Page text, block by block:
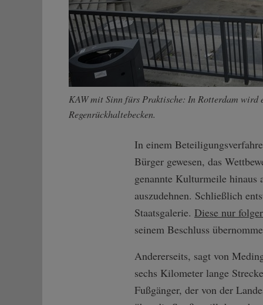
KAW mit Sinn fürs Praktische: In Rotterdam wird
Regenrückhaltebecken.
In einem
Bürger gewesen, das
genannte Kulturmeile hinaus
auszudehnen. Schließlich
Staatsgalerie. Diese nur
seinem Beschluss
Andererseits, sagt von
sechs Kilometer lange
Fußgänger, der von der